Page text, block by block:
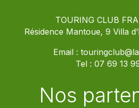
TOURING CLUB
Résidence Mantoue, 9 Villa
Email :
Tel : 07 69 13
Nos